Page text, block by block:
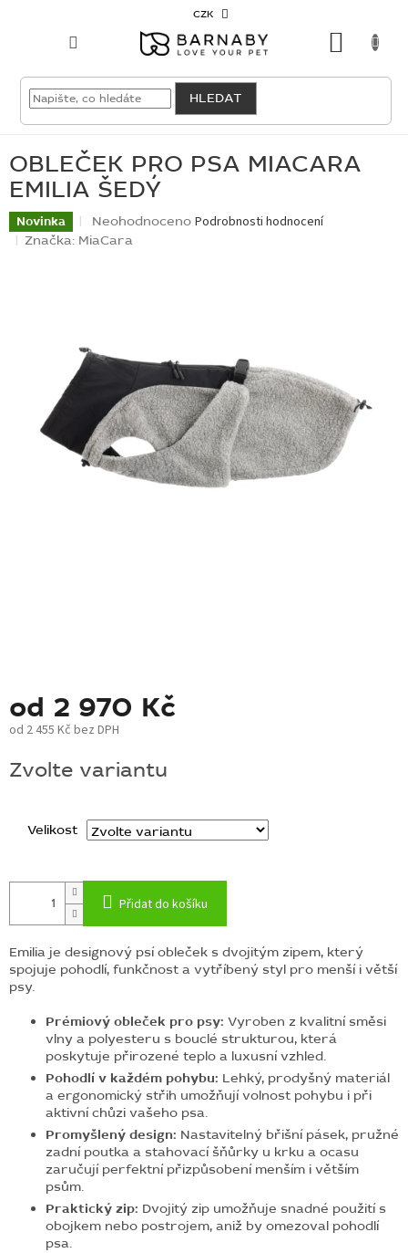
CZK
HLEDAT
VELKOODBĚRATEL
PSY
KOČKY
SKLADOVKY
BLOG
OBLEČEK PRO PSA MIACARA
EMILIA ŠEDÝ
Novinka
Průměrné
hodnocení
Neohodnoceno Podrobnosti hodnocení
Značka: MiaCara
od 2 970 Kč
od 2 455 Kč bez DPH
cena:
Zvolte variantu
Velikost
Přidat do košíku
Emilia je designový psí obleček s dvojitým zipem, který
spojuje pohodlí, funkčnost a vytříbený styl pro menší i větší
psy.
Prémiový obleček pro psy: Vyroben z kvalitní směsi
vlny a polyesteru s bouclé strukturou, která
poskytuje přirozené teplo a luxusní vzhled.
Pohodlí v každém pohybu: Lehký, prodyšný materiál
a ergonomický střih umožňují volnost pohybu i při
aktivní chůzi vašeho psa.
Promyšlený design: Nastavitelný břišní pásek, pružné
zadní poutka a stahovací šňůrky u krku a ocasu
zaručují perfektní přizpůsobení menším i větším
psům.
Praktický zip: Dvojitý zip umožňuje snadné použití s
obojkem nebo postrojem, aniž by omezoval pohodlí
psa.